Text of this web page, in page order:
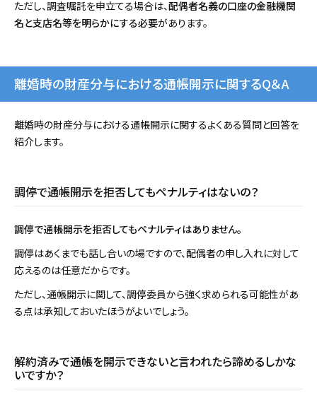
ただし、調査嘱託を申立てる場合は、配偶者名義の口座の金融機関
名と支店名等を明らかにする必要があります。
離婚時の財産分与における通帳開示に関するQ＆A
離婚時の財産分与における通帳開示に関するよくある質問と回答を
紹介します。
調停で通帳開示を拒否してもペナルティはないの？
調停で通帳開示を拒否してもペナルティはありません。
調停はあくまでも話し合いの場ですので、配偶者の申し入れに対して
応えるのは任意だからです。
ただし、通帳開示に関して、調停委員から強く求められる可能性があ
る点は承知しておいたほうがよいでしょう。
解約済みで通帳を開示できないと言われたら諦めるしかな
いですか？